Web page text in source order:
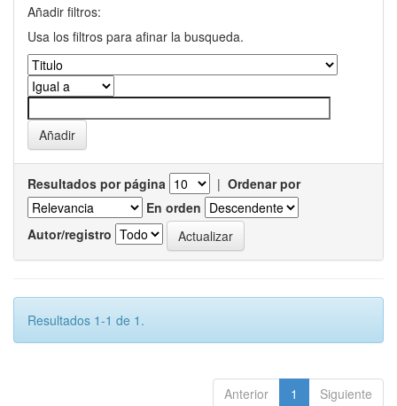
Añadir filtros:
Usa los filtros para afinar la busqueda.
Resultados por página | Ordenar por
En orden
Autor/registro
Resultados 1-1 de 1.
Anterior 1 Siguiente